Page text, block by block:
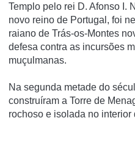
Templo pelo rei D. Afonso I.
novo reino de Portugal, foi
raiano de Trás-os-Montes
defesa contra as incursões
muçulmanas.
Na segunda metade do
construíram a Torre de
rochoso e isolada no interior